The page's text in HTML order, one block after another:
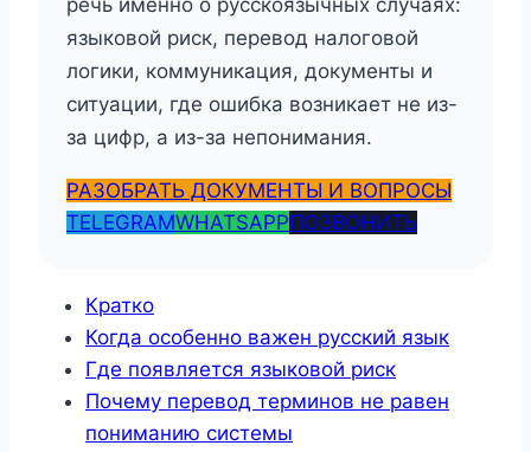
речь именно о русскоязычных случаях:
языковой риск, перевод налоговой
логики, коммуникация, документы и
ситуации, где ошибка возникает не из-
за цифр, а из-за непонимания.
РАЗОБРАТЬ ДОКУМЕНТЫ И ВОПРОСЫ
TELEGRAMWHATSAPPПОЗВОНИТЬ
Кратко
Когда особенно важен русский язык
Где появляется языковой риск
Почему перевод терминов не равен
пониманию системы